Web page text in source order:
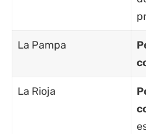
La Pampa
La Rioja